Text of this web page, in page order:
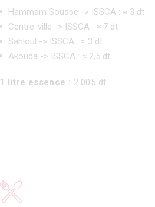
Hammam Sousse -> ISSCA : ≈ 3 dt
Centre-ville -> ISSCA : ≈ 7 dt
Sahloul -> ISSCA : ≈ 3 dt
Akouda -> ISSCA : ≈ 2,5 dt
1 litre essence : 2.005 dt